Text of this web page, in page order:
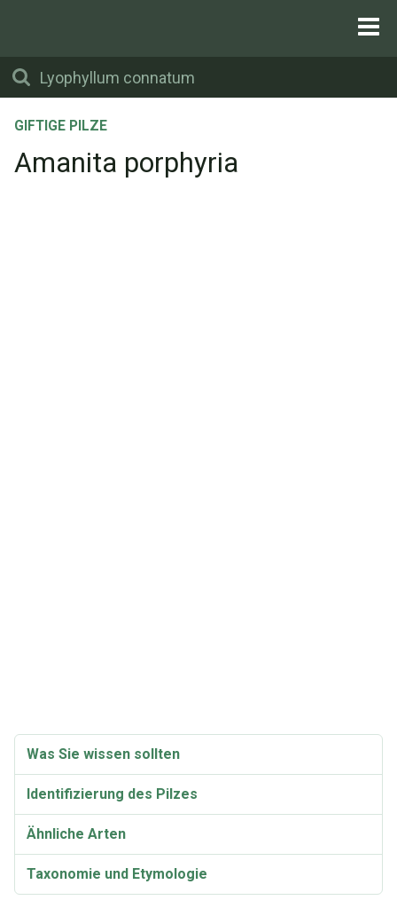
GIFTIGE PILZE
Amanita porphyria
Was Sie wissen sollten
Identifizierung des Pilzes
Ähnliche Arten
Taxonomie und Etymologie